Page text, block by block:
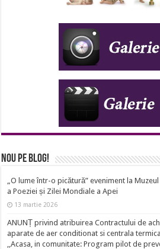
Nou pe Blog!
„O lume într-o picătură” eveniment la
a Poeziei și Zilei Mondiale a Apei
13 martie 2026
ANUNȚ privind atribuirea Contractului de
aparate de aer conditionat si centrala
,,Acasa, in comunitate: Program pilot de